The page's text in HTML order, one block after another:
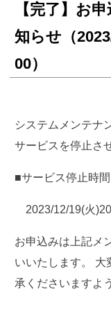
【完了】お
知らせ（
00）
システムメンテナ
サービスを停止さ
■サービス停止時間
2023/12/19(火
お申込みは上記メ
いいたします。 大
承くださいますよ